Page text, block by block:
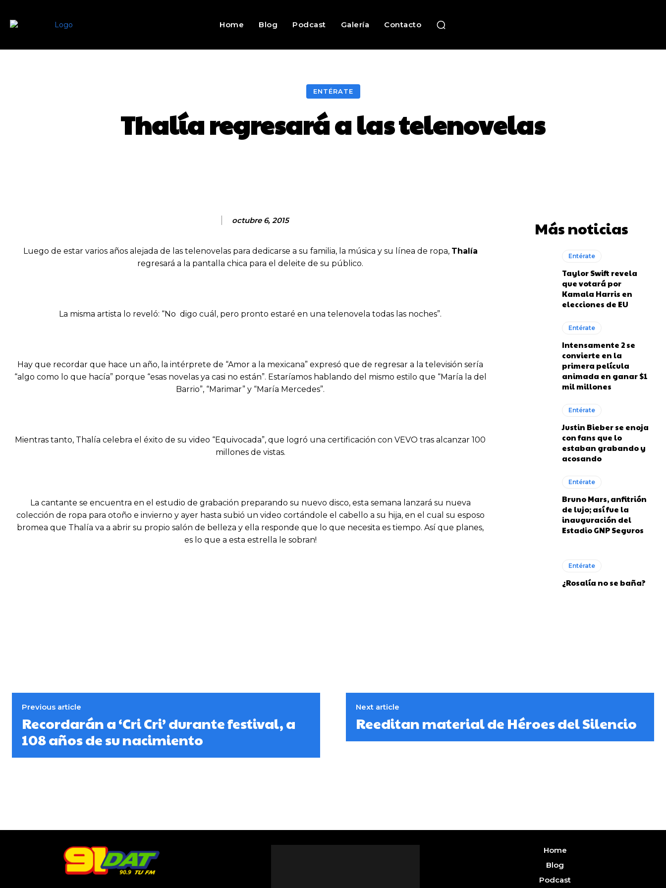
Home Blog Podcast Galería Contacto
ENTÉRATE
Thalía regresará a las telenovelas
octubre 6, 2015
Luego de estar varios años alejada de las telenovelas para dedicarse a su familia, la música y su línea de ropa, Thalía
regresará a la pantalla chica para el deleite de su público.
La misma artista lo reveló: “No digo cuál, pero pronto estaré en una telenovela todas las noches”.
Hay que recordar que hace un año, la intérprete de “Amor a la mexicana” expresó que de regresar a la televisión sería
“algo como lo que hacía” porque “esas novelas ya casi no están”. Estaríamos hablando del mismo estilo que “María la del
Barrio”, “Marimar” y “María Mercedes”.
Mientras tanto, Thalía celebra el éxito de su video “Equivocada”, que logró una certificación con VEVO tras alcanzar 100
millones de vistas.
La cantante se encuentra en el estudio de grabación preparando su nuevo disco, esta semana lanzará su nueva
colección de ropa para otoño e invierno y ayer hasta subió un video cortándole el cabello a su hija, en el cual su esposo
bromea que Thalía va a abrir su propio salón de belleza y ella responde que lo que necesita es tiempo. Así que planes,
es lo que a esta estrella le sobran!
Más noticias
Entérate
Taylor Swift revela
que votará por
Kamala Harris en
elecciones de EU
Entérate
Intensamente 2 se
convierte en la
primera película
animada en ganar $1
mil millones
Entérate
Justin Bieber se enoja
con fans que lo
estaban grabando y
acosando
Entérate
Bruno Mars, anfitrión
de lujo; así fue la
inauguración del
Estadio GNP Seguros
Entérate
¿Rosalía no se baña?
Previous article
Recordarán a ‘Cri Cri’ durante festival, a
108 años de su nacimiento
Next article
Reeditan material de Héroes del Silencio
Home
Blog
Podcast